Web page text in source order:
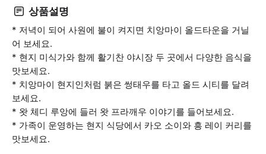
상품설명
* 저녁이 되어 사원에 불이 켜지면 치앙마이 올드타운을 거닐
어 보세요.
* 현지 미식가와 함께 활기찬 야시장 두 곳에서 다양한 음식을
맛보세요.
* 치앙마이 현지인처럼 붉은 썽태우를 타고 올드 시티를 달려
보세요.
* 왓 체디 루앙에 들러 왓 프라깨우 이야기를 들어보세요.
* 가족이 운영하는 현지 식당에서 카오 소이와 흥 레이 커리를
맛보세요.